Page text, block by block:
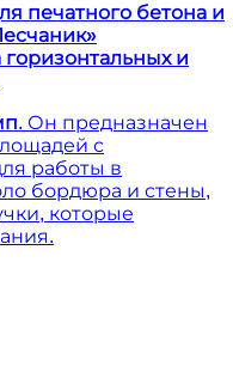
печатного бетона и
и
. Он предназначен
с
работы в
бордюра и стены,
которые